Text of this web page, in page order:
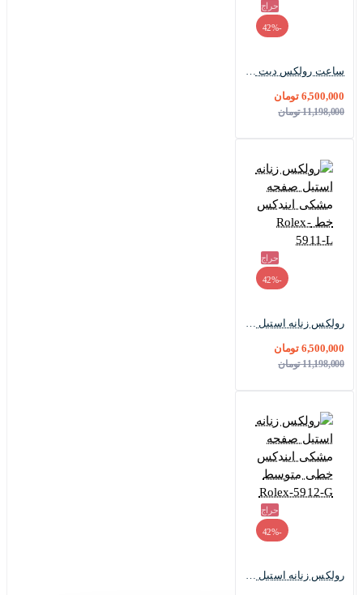
حراج
-42%
ساعت رولکس دیت جاست مردانه سیلور صفحه سفید خطی Rolex-5648-G
6,500,000 تومان
11,198,000 تومان
حراج
-42%
رولکس زنانه استیل صفحه مشکی ایندکس خط Rolex-5911-L
6,500,000 تومان
11,198,000 تومان
حراج
-42%
رولکس زنانه استیل صفحه مشکی ایندکس خطی متوسط Rolex-5912-G